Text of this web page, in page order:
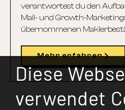
verantwortest du den
Mail- und Growth-
übernommenen
Mehr erfahren
Diese
verwendet